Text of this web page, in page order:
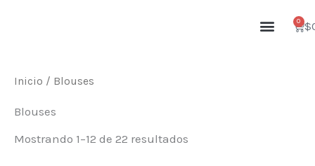
Menu$
0
Cart
Inicio / Blouses
Blouses
Mostrando 1–12 de 22 resultados